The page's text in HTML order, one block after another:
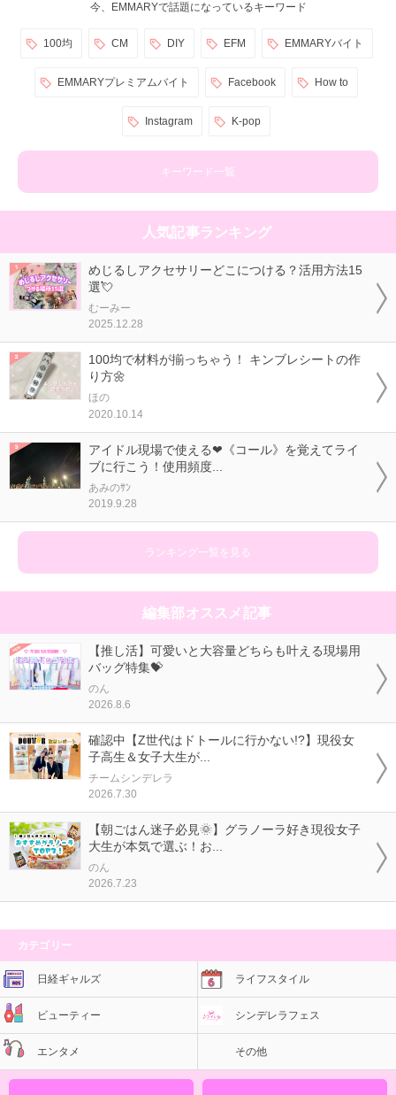
今、EMMARYで話題になっているキーワード
100均 CM DIY EFM EMMARYバイト
EMMARYプレミアムバイト Facebook How to
Instagram K-pop
キーワード一覧
人気記事ランキング
めじるしアクセサリーどこにつける？活用方法15
選💘
むーみー
2025.12.28
100均で材料が揃っちゃう！ キンブレシートの作
り方🌼
ほの
2020.10.14
アイドル現場で使える❤《コール》を覚えてライ
ブに行こう！使用頻度...
あみのｻﾝ
2019.9.28
ランキング一覧を見る
編集部オススメ記事
【推し活】可愛いと大容量どちらも叶える現場用
バッグ特集💝
のん
2026.8.6
確認中【Z世代はドトールに行かない!?】現役女
子高生＆女子大生が...
チームシンデレラ
2026.7.30
【朝ごはん迷子必見🌞】グラノーラ好き現役女子
大生が本気で選ぶ！お...
のん
2026.7.23
カテゴリー
日経ギャルズ ライフスタイル
ビューティー シンデレラフェス
エンタメ その他